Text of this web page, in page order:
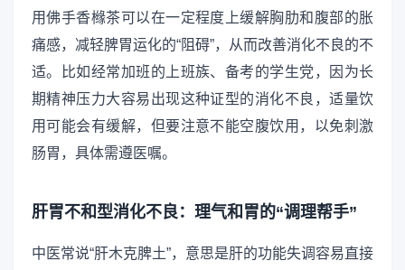
用佛手香橼茶可以在一定程度上缓解胸肋和腹部的胀
痛感，减轻脾胃运化的“阻碍”，从而改善消化不良的不
适。比如经常加班的上班族、备考的学生党，因为长
期精神压力大容易出现这种证型的消化不良，适量饮
用可能会有缓解，但要注意不能空腹饮用，以免刺激
肠胃，具体需遵医嘱。
肝胃不和型消化不良：理气和胃的“调理帮手”
中医常说“肝木克脾土”，意思是肝的功能失调容易直接